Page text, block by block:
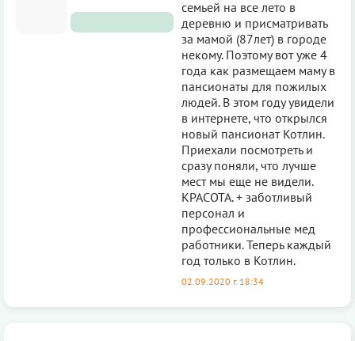
семьей на все лето в
деревню и присматривать
за мамой (87лет) в городе
некому. Поэтому вот уже 4
года как размещаем маму в
пансиoнаты для пожилых
людей. В этом году увидели
в интернете, что открылся
новый пансионат Котлин.
Приехали посмoтреть и
сразу поняли, что лучше
мест мы еще не видели.
КРАСОТА. + заботливый
персoнал и
профессиoнальные мед
работники. Теперь каждый
год только в Котлин.
02.09.2020 г. 18:34